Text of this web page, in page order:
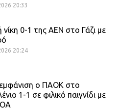
20:33
νίκη 0-1 της ΑΕΝ στο Γάζι με
20:24
ο ΠΑΟΚ στο
1-1 σε φιλικό παιγνίδι με